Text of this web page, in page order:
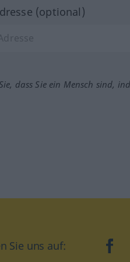
(optional)
dass Sie ein Mensch sind,
Sie uns auf: